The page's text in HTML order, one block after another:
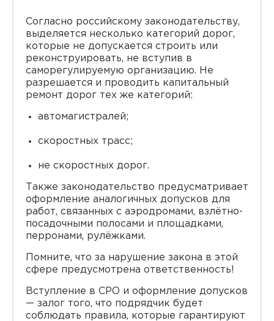
Согласно российскому законодательству,
выделяется несколько категорий дорог,
которые не допускается строить или
реконструировать, не вступив в
саморегулируемую организацию. Не
разрешается и проводить капитальный
ремонт дорог тех же категорий:
автомагистралей;
скоростных трасс;
не скоростных дорог.
Также законодательство предусматривает
оформление аналогичных допусков для
работ, связанных с аэродромами, взлётно-
посадочными полосами и площадками,
перронами, рулёжками.
Помните, что за нарушение закона в этой
сфере предусмотрена ответственность!
Вступление в СРО и оформление допусков
— залог того, что подрядчик будет
соблюдать правила, которые гарантируют